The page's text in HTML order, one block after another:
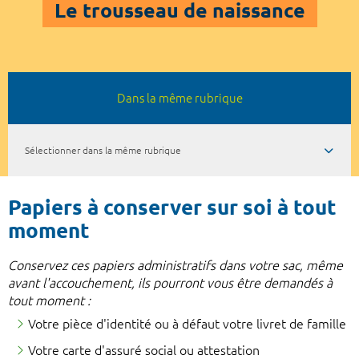
Le trousseau de naissance
Dans la même rubrique
Sélectionner dans la même rubrique
Papiers à conserver sur soi à tout
moment
Conservez ces papiers administratifs dans votre sac, même
avant l'accouchement, ils pourront vous être demandés à
tout moment :
Votre pièce d'identité ou à défaut votre livret de famille
Votre carte d'assuré social ou attestation